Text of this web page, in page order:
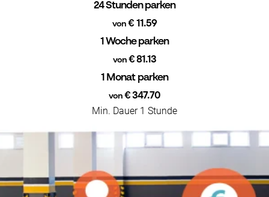
24 Stunden parken
von € 11.59
1 Woche parken
von€ 81.13
1 Monat parken
von€ 347.70
Min. Dauer 1 Stunde